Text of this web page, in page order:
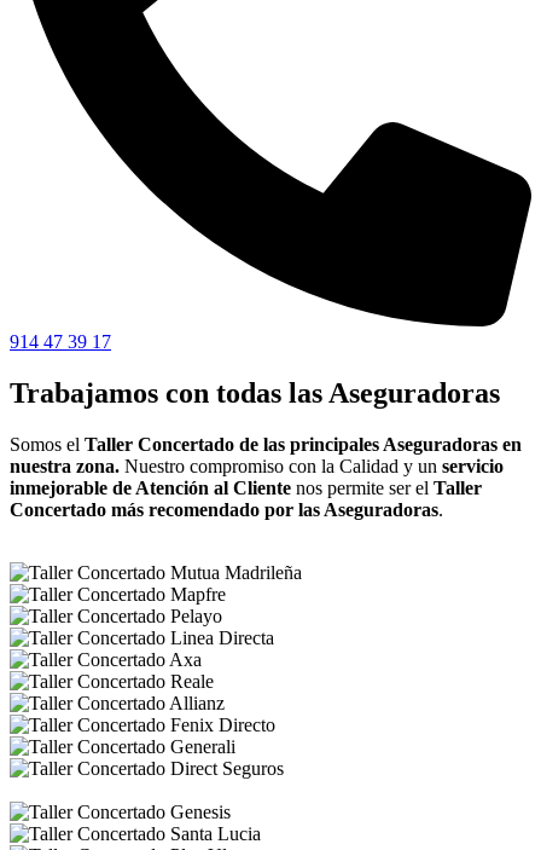
914 47 39 17
Trabajamos con todas las Aseguradoras
Somos el Taller Concertado de las principales Aseguradoras en
nuestra zona. Nuestro compromiso con la Calidad y un servicio
inmejorable de Atención al Cliente nos permite ser el Taller
Concertado más recomendado por las Aseguradoras.